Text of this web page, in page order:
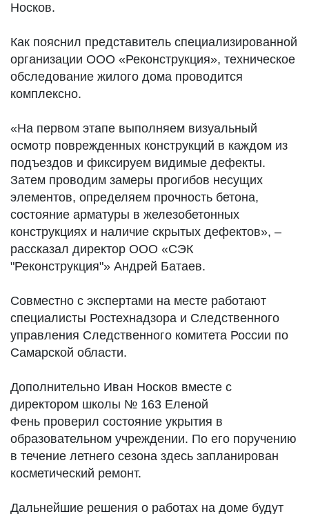
Носков.
Как пояснил представитель специализированной
организации ООО «Реконструкция», техническое
обследование жилого дома проводится
комплексно.
«На первом этапе выполняем визуальный
осмотр поврежденных конструкций в каждом из
подъездов и фиксируем видимые дефекты.
Затем проводим замеры прогибов несущих
элементов, определяем прочность бетона,
состояние арматуры в железобетонных
конструкциях и наличие скрытых дефектов», –
рассказал директор ООО «СЭК
"Реконструкция"» Андрей Батаев.
Совместно с экспертами на месте работают
специалисты Ростехнадзора и Следственного
управления Следственного комитета России по
Самарской области.
Дополнительно Иван Носков вместе с
директором школы № 163 Еленой
Фень проверил состояние укрытия в
образовательном учреждении. По его поручению
в течение летнего сезона здесь запланирован
косметический ремонт.
Дальнейшие решения о работах на доме будут